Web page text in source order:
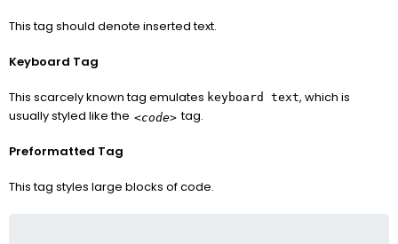
This tag should denote insertedtext.
Keyboard Tag
This scarcely known tag emulates keyboard text, which is
usually styled like the <code> tag.
Preformatted Tag
This tag styles large blocks of code.